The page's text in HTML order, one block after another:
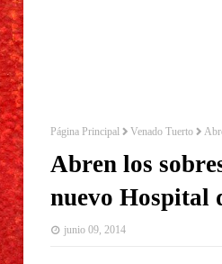
Página Principal Venado Tuerto
Abren los
nuevo Hospital
junio 09, 2014